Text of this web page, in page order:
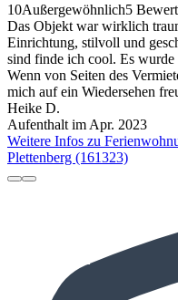
10Außergewöhnlich5
Das Objekt war wirklich
Einrichtung, stilvoll und
sind finde ich cool. Es wurde
Wenn von Seiten des
mich auf ein Wiedersehen
Heike D.
Aufenthalt im Apr. 2023
Weitere Infos zu
Plettenberg (161323)